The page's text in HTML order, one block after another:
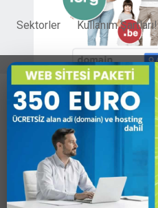
Sektorler Kullanım Şartları!